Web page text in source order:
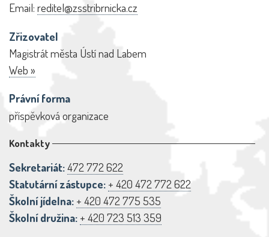
Email: reditel@zsstribrnicka.cz
Zřizovatel
Magistrát města Ústí nad Labem
Web »
Právní forma
příspěvková organizace
Kontakty
Sekretariát:472 772 622
Statutární zástupce: + 420 472 772 622
Školní jídelna: + 420 472 775 535
Školní družina: + 420 723 513 359